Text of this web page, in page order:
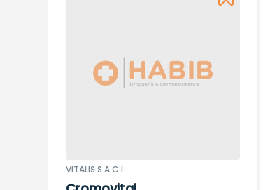
VITALIS S.A C.I.